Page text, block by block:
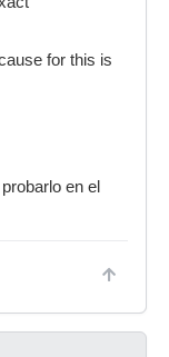
for this is
en el